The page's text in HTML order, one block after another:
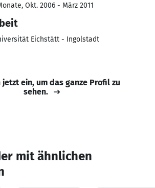
Okt. 2006 - März 2011
Eichstätt - Ingolstadt
jetzt ein, um das ganze Profil zu
sehen.
mit ähnlichen